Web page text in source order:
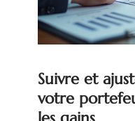
Suivre et
votre